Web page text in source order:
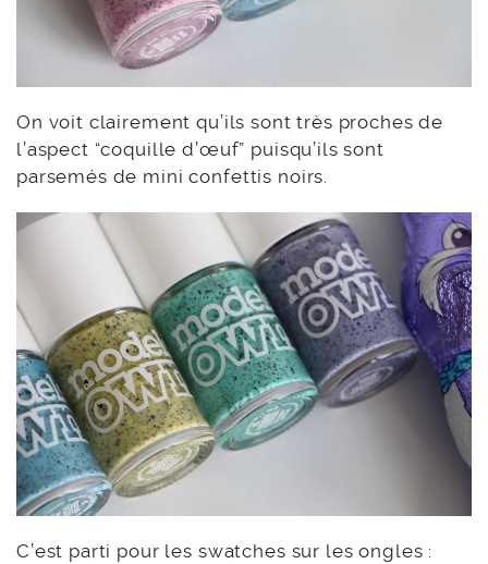
On voit clairement qu’ils sont très proches de
l’aspect “coquille d’œuf” puisqu’ils sont
parsemés de mini confettis noirs.
C’est parti pour les swatches sur les ongles :